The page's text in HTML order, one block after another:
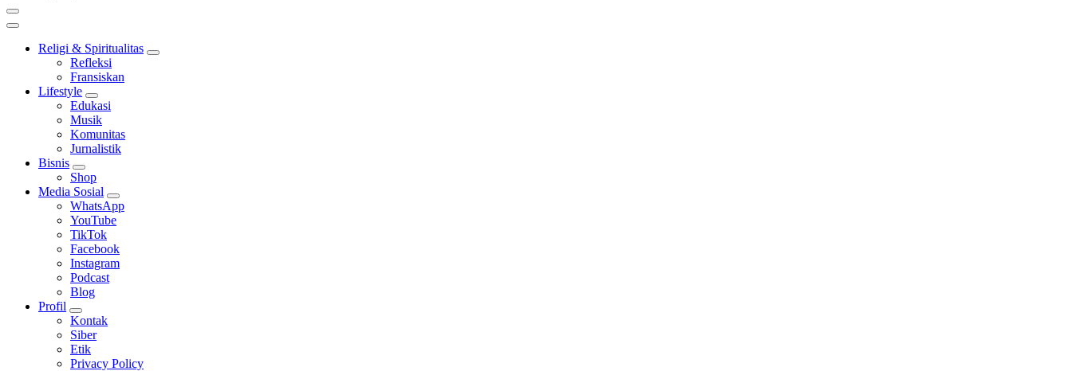
Religi & Spiritualitas
Refleksi
Fransiskan
Lifestyle
Edukasi
Musik
Komunitas
Jurnalistik
Bisnis
Shop
Media Sosial
WhatsApp
YouTube
TikTok
Facebook
Instagram
Podcast
Blog
Profil
Kontak
Siber
Etik
Privacy Policy